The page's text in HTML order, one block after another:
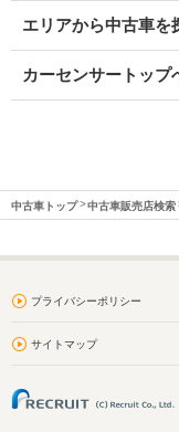
エリアから中古車を
カーセンサートップ
中古車トップ 中古車販売店検索
プライバシーポリシー
サイトマップ